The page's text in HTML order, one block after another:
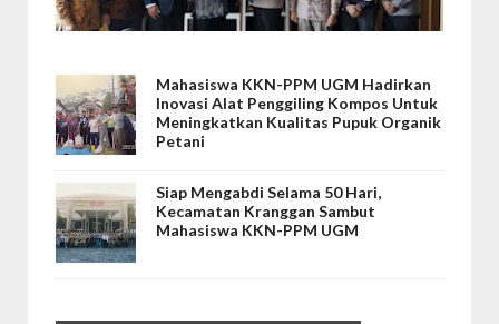
Mahasiswa KKN-PPM UGM Hadirkan
Inovasi Alat Penggiling Kompos Untuk
Meningkatkan Kualitas Pupuk Organik
Petani
Siap Mengabdi Selama 50 Hari,
Kecamatan Kranggan Sambut
Mahasiswa KKN-PPM UGM